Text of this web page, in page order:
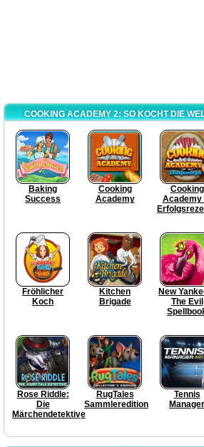
COOKING ACADEMY 2: SO KOCHT DIE
Baking
Success
Cooking
Academy
Cooking
Academy
Fröhlicher
Koch
Kitchen
Brigade
New
The Evil
Rose Riddle:
Die
Märchendetektive
RugTales
Sammleredition
Tennis
Manager